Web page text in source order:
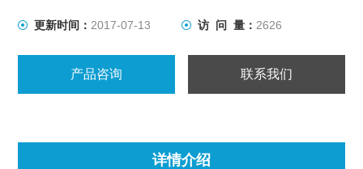
更新时间： 2017-07-13 访 问 量： 2626
产品咨询 联系我们
详情介绍